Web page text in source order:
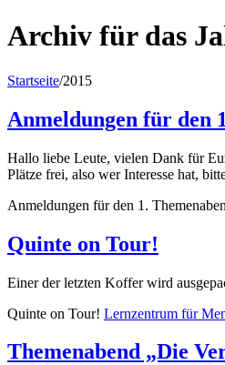
Archiv für das
Startseite/2015
Anmeldungen für den
Hallo liebe Leute, vielen Dank für
Plätze frei, also wer Interesse hat,
Anmeldungen für den 1.
Quinte on Tour!
Einer der letzten Koffer wird
Quinte on Tour! Lernzentrum für
Themenabend „Die